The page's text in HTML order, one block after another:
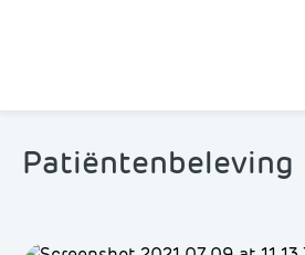
Patiëntenbeleving